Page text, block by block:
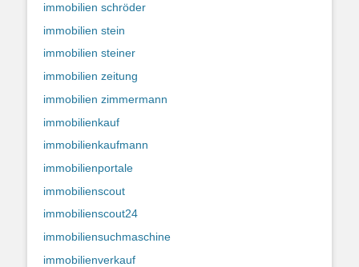
immobilien schröder
immobilien stein
immobilien steiner
immobilien zeitung
immobilien zimmermann
immobilienkauf
immobilienkaufmann
immobilienportale
immobilienscout
immobilienscout24
immobiliensuchmaschine
immobilienverkauf